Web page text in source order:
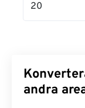
20
andra